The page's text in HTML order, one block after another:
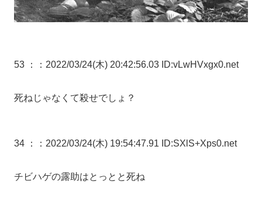
53 ： ：2022/03/24(木) 20:42:56.03 ID:vLwHVxgx0.net
死ねじゃなくて殺せでしょ？
34 ： ：2022/03/24(木) 19:54:47.91 ID:SXlS+Xps0.net
チビハゲの露助はとっとと死ね